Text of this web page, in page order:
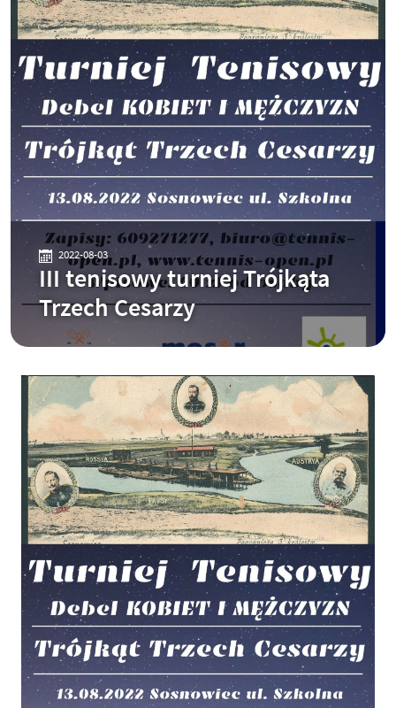
2022-08-03
III tenisowy turniej Trójkąta
Trzech Cesarzy